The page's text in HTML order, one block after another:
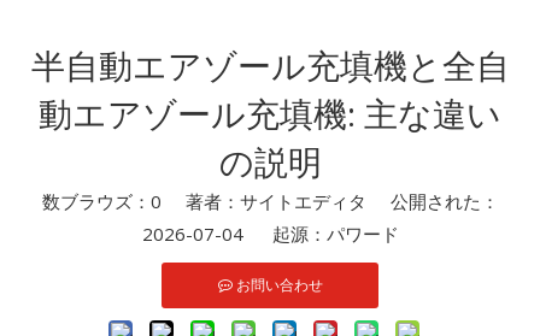
半自動エアゾール充填機と全自
動エアゾール充填機: 主な違い
の説明
数ブラウズ： 0 著者：サイトエディタ 公開された：
2026-07-04 起源： パワード
お問い合わせ